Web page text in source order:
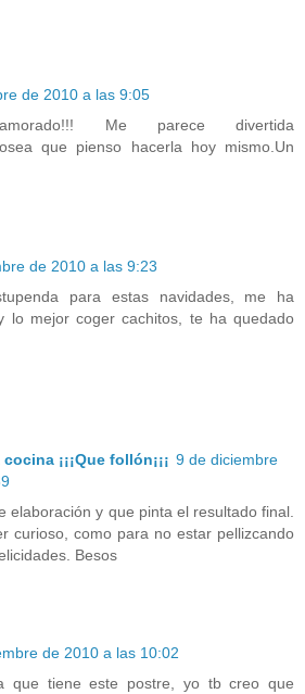
de 2010 a las 9:05
Me parece divertida
que pienso hacerla hoy mismo.Un
de 2010 a las 9:23
para estas navidades, me ha
lo mejor coger cachitos, te ha quedado
¡¡¡Que follón¡¡¡ 9 de diciembre
elaboración y que pinta el resultado final.
curioso, como para no estar pellizcando
Besos
de 2010 a las 10:02
que tiene este postre, yo tb creo que